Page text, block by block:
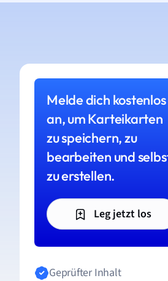
Melde dich kostenlos
an, um Karteikarten
zu speichern, zu
bearbeiten und
zu erstellen.
Leg jetzt los
Geprüfter Inhalt